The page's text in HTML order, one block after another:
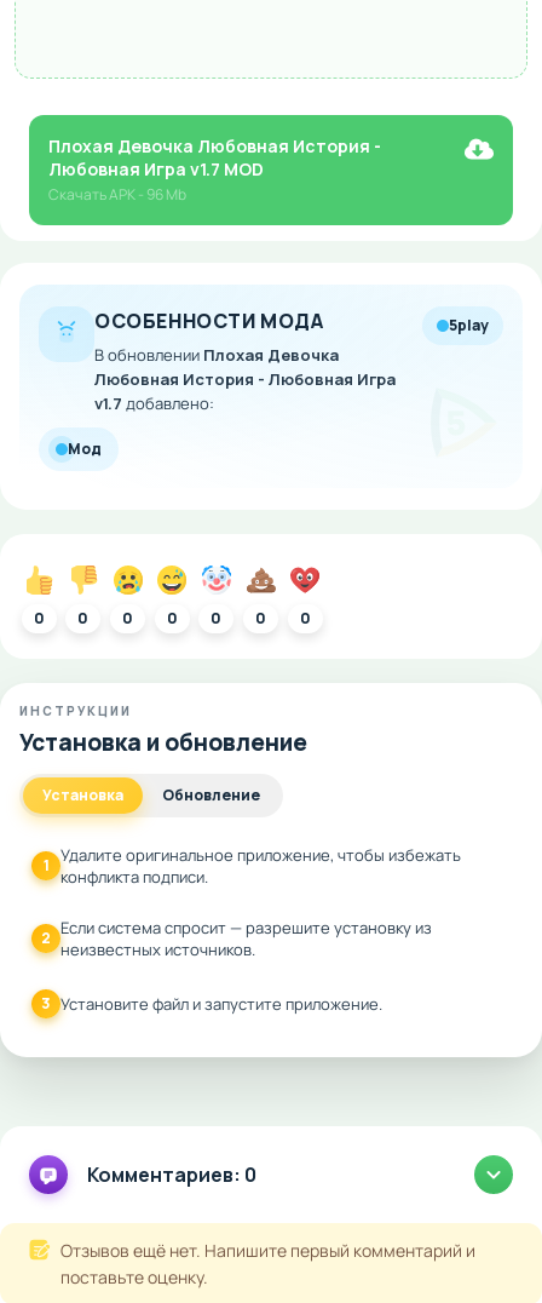
Плохая Девочка Любовная История -
Любовная Игра v1.7 MOD
СкачатьAPK- 96 Mb
ОСОБЕННОСТИ МОДА
В обновлении Плохая Девочка
Любовная История - Любовная Игра
v1.7 добавлено:
5play
Мод
0 0 0 0 0 0 0
ИНСТРУКЦИИ
Установка и обновление
Установка Обновление
1 Удалите оригинальное приложение, чтобы избежать
конфликта подписи.
2 Если система спросит — разрешите установку из
неизвестных источников.
3 Установите файл и запустите приложение.
Комментариев: 0
Отзывов ещё нет. Напишите первый комментарий и
поставьте оценку.